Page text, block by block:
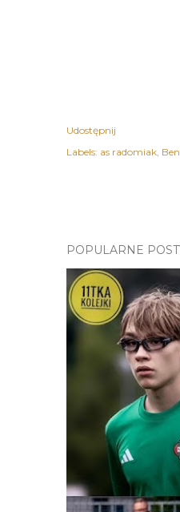
Udostępnij
Labels: as radomiak
POPULARNE